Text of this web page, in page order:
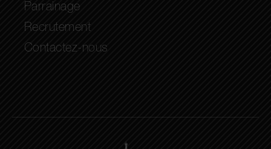
Parrainage
Recrutement
Contactez-nous